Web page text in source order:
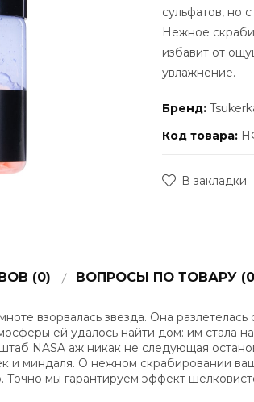
сульфатов, но
Нежное
избавит от
увлажнение.
Бренд:
Код товара:
В закладки
(0) ВОПРОСЫ ПО ТОВАРУ
взорвалась звезда. Она
ей удалось найти дом: им стала
NASA аж никак не следующая
и миндаля. О нежном скрабировании
мы гарантируем эффект